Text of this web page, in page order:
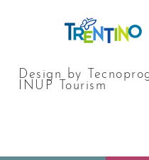
Design by
INUP Tourism